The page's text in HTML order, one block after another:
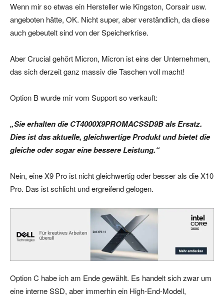
Wenn mir so etwas ein Hersteller wie Kingston, Corsair usw.
angeboten hätte, OK. Nicht super, aber verständlich, da diese
auch gebeutelt sind von der Speicherkrise.
Aber Crucial gehört Micron, Micron ist eins der Unternehmen,
das sich derzeit ganz massiv die Taschen voll macht!
Option B wurde mir vom Support so verkauft:
„Sie erhalten die CT4000X9PROMACSSD9B als Ersatz.
Dies ist das aktuelle, gleichwertige Produkt und bietet die
gleiche oder sogar eine bessere Leistung.“
Nein, eine X9 Pro ist nicht gleichwertig oder besser als die X10
Pro. Das ist schlicht und ergreifend gelogen.
Option C habe ich am Ende gewählt. Es handelt sich zwar um
eine interne SSD, aber immerhin ein High-End-Modell,